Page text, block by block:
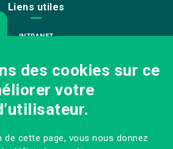
Liens utiles
INTRANET
INFODOC
PÔLE IMAGE
PRESSE
des cookies sur ce
votre
de cette page, vous nous donnez